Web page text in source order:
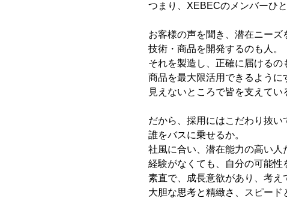
つまり、XEBECのメンバーひ
お客様の声を聞き、潜在ニーズ
技術・商品を開発するのも人。
それを製造し、正確に届けるの
商品を最大限活用できるように
見えないところで皆を支えてい
だから、採用にはこだわり抜い
誰をバスに乗せるか。
社風に合い、潜在能力の高い人
経験がなくても、自分の可能性
素直で、成長意欲があり、考え
大胆な思考と精緻さ、スピード